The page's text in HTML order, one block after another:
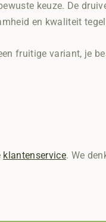
keuze. De
en kwaliteit
fruitige variant, je
klantenservice. We